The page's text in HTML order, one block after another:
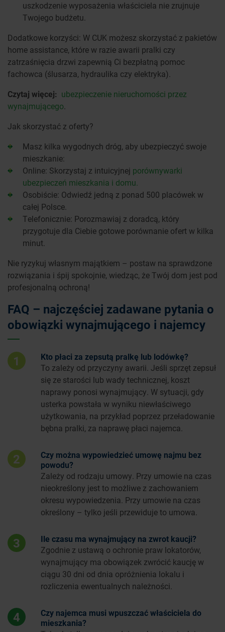
uszkodzenie wyposażenia właściciela nie zrujnuje
Twojego budżetu.
Dodatkowe korzyści: W CUK możesz skorzystać z pakietów
home assistance, które w razie awarii pralki czy
zatrzaśnięcia drzwi zapewnią Ci bezpłatną pomoc
fachowca (ślusarza, hydraulika czy elektryka).
Czytaj więcej: ubezpieczenie nieruchomości przez
wynajmującego.
Jak skorzystać z oferty?
Masz kilka wygodnych dróg, aby ubezpieczyć swoje
mieszkanie:
Online: Skorzystaj z intuicyjnej porównywarki
ubezpieczeń mieszkania i domu.
Osobiście: Odwiedź jedną z ponad 500 placówek w
całej Polsce.
Telefonicznie: Porozmawiaj z doradcą, który
przygotuje dla Ciebie gotowe porównanie ofert w kilka
minut.
Nie ryzykuj własnym majątkiem – postaw na sprawdzone
rozwiązania i śpij spokojnie, wiedząc, że Twój dom jest pod
profesjonalną ochroną!
FAQ – najczęściej zadawane pytania o
obowiązki wynajmującego i najemcy
1
Kto płaci za zepsutą pralkę lub lodówkę?
To zależy od przyczyny awarii. Jeśli sprzęt zepsuł
się ze starości lub wady technicznej, koszt
naprawy ponosi wynajmujący. W sytuacji, gdy
usterka powstała w wyniku niewłaściwego
użytkowania, na przykład poprzez przeładowanie
bębna pralki, za naprawę płaci najemca.
2
Czy można wypowiedzieć umowę najmu bez
powodu?
Zależy od rodzaju umowy. Przy umowie na czas
nieokreślony jest to możliwe z zachowaniem
okresu wypowiedzenia. Przy umowie na czas
określony – tylko jeśli przewiduje to umowa.
3
Ile czasu ma wynajmujący na zwrot kaucji?
Zgodnie z ustawą o ochronie praw lokatorów,
wynajmujący ma obowiązek zwrócić kaucję w
ciągu 30 dni od dnia opróżnienia lokalu i
rozliczenia ewentualnych należności.
4
Czy najemca musi wpuszczać właściciela do
mieszkania?